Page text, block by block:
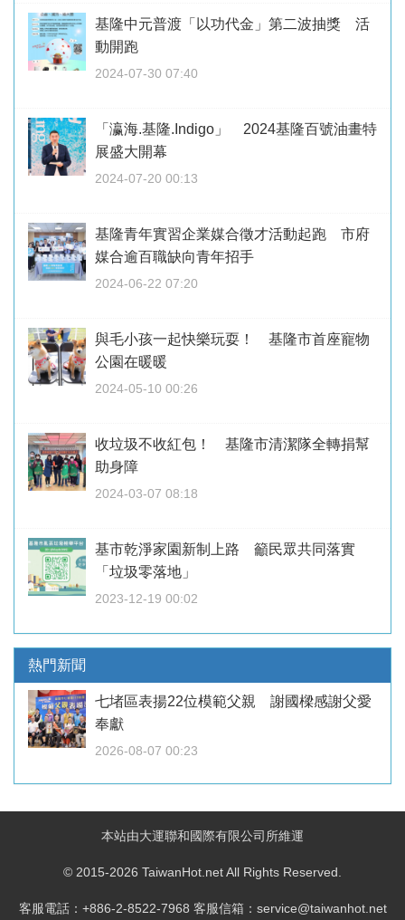
基隆中元普渡「以功代金」第二波抽獎 活
動開跑
2024-07-30 07:40
「瀛海.基隆.Indigo」 2024基隆百號油畫特
展盛大開幕
2024-07-20 00:13
基隆青年實習企業媒合徵才活動起跑 市府
媒合逾百職缺向青年招手
2024-06-22 07:20
與毛小孩一起快樂玩耍！ 基隆市首座寵物
公園在暖暖
2024-05-10 00:26
收垃圾不收紅包！ 基隆市清潔隊全轉捐幫
助身障
2024-03-07 08:18
基市乾淨家園新制上路 籲民眾共同落實
「垃圾零落地」
2023-12-19 00:02
熱門新聞
七堵區表揚22位模範父親 謝國樑感謝父愛
奉獻
2026-08-07 00:23
本站由大運聯和國際有限公司所維運
© 2015-2026 TaiwanHot.net All Rights Reserved.
客服電話：+886-2-8522-7968 客服信箱：service@taiwanhot.net